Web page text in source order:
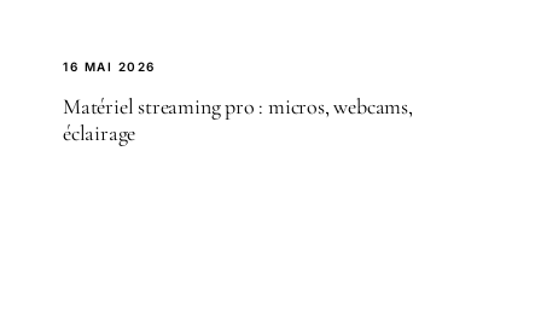
16 MAI 2026
Matériel streaming pro : micros, webcams,
éclairage